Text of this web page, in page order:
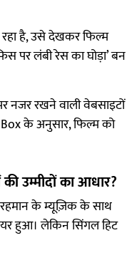
है, उसे देखकर फिल्म
पर लंबी रेस का घोड़ा’ बन
नजर रखने वाली वेबसाइटों
के अनुसार, फिल्म को
उम्मीदों का आधार?
के म्यूज़िक के साथ
हुआ। लेकिन सिंगल हिट